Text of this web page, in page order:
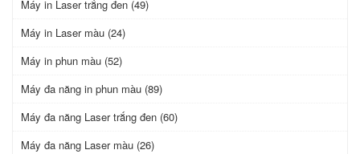
Máy in Laser trắng đen (49)
Máy in Laser màu (24)
Máy in phun màu (52)
Máy đa năng in phun màu (89)
Máy đa năng Laser trắng đen (60)
Máy đa năng Laser màu (26)